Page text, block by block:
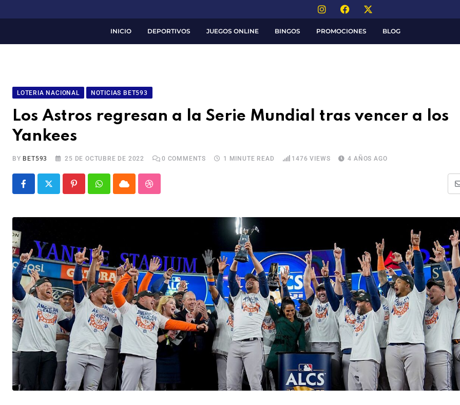
INICIO DEPORTIVOS JUEGOS ONLINE BINGOS PROMOCIONES BLOG
LOTERIA NACIONAL NOTICIAS BET593
Los Astros regresan a la Serie Mundial tras vencer a los
Yankees
BY BET593 25 DE OCTUBRE DE 2022 0 COMMENTS 1 MINUTE READ 1476 VIEWS 4 AÑOS AGO